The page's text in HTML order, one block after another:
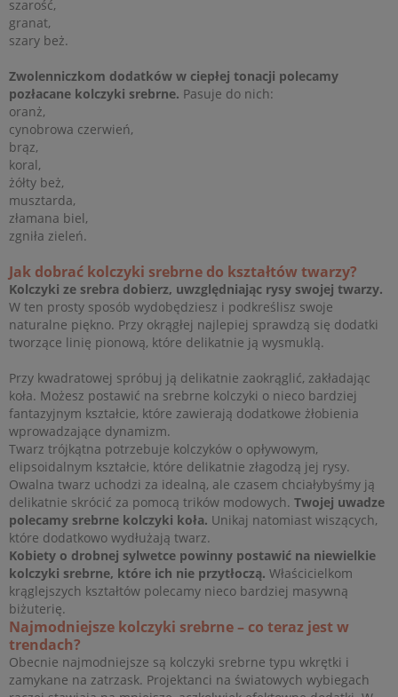
szarość,
granat,
szary beż.
Zwolenniczkom dodatków w ciepłej tonacji polecamy
pozłacane kolczyki srebrne. Pasuje do nich:
oranż,
cynobrowa czerwień,
brąz,
koral,
żółty beż,
musztarda,
złamana biel,
zgniła zieleń.
Jak dobrać kolczyki srebrne do kształtów twarzy?
Kolczyki ze srebra dobierz, uwzględniając rysy swojej twarzy.
W ten prosty sposób wydobędziesz i podkreślisz swoje
naturalne piękno. Przy okrągłej najlepiej sprawdzą się dodatki
tworzące linię pionową, które delikatnie ją wysmuklą.
Przy kwadratowej spróbuj ją delikatnie zaokrąglić, zakładając
koła. Możesz postawić na srebrne kolczyki o nieco bardziej
fantazyjnym kształcie, które zawierają dodatkowe żłobienia
wprowadzające dynamizm.
Twarz trójkątna potrzebuje kolczyków o opływowym,
elipsoidalnym kształcie, które delikatnie złagodzą jej rysy.
Owalna twarz uchodzi za idealną, ale czasem chciałybyśmy ją
delikatnie skrócić za pomocą trików modowych. Twojej uwadze
polecamy srebrne kolczyki koła. Unikaj natomiast wiszących,
które dodatkowo wydłużają twarz.
Kobiety o drobnej sylwetce powinny postawić na niewielkie
kolczyki srebrne, które ich nie przytłoczą. Właścicielkom
krąglejszych kształtów polecamy nieco bardziej masywną
biżuterię.
Najmodniejsze kolczyki srebrne – co teraz jest w
trendach?
Obecnie najmodniejsze są kolczyki srebrne typu wkrętki i
zamykane na zatrzask. Projektanci na światowych wybiegach